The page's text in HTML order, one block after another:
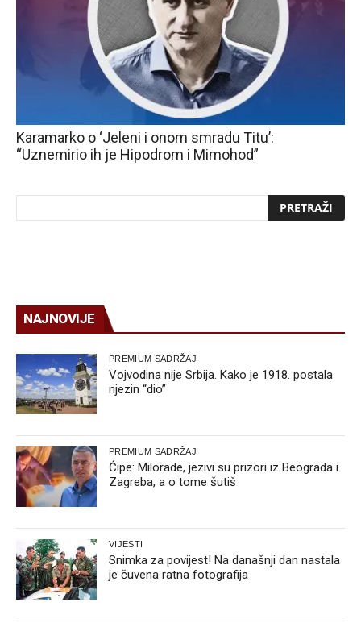
Karamarko o ‘Jeleni i onom smradu Titu’:
“Uznemirio ih je Hipodrom i Mimohod”
NAJNOVIJE
PREMIUM SADRŽAJ
Vojvodina nije Srbija. Kako je 1918. postala
njezin “dio”
PREMIUM SADRŽAJ
Ćipe: Milorade, jezivi su prizori iz Beograda i
Zagreba, a o tome šutiš
VIJESTI
Snimka za povijest! Na današnji dan nastala
je čuvena ratna fotografija